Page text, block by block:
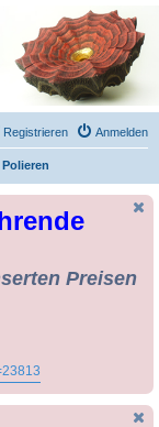
Anmelden
Registrieren
Preisen